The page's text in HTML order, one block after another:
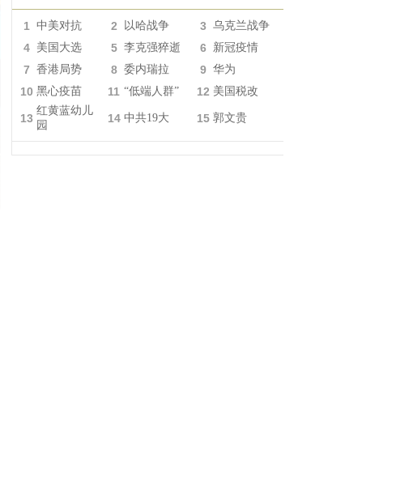
1 中美对抗 2 以哈战争 3 乌克兰战争
4 美国大选 5 李克强猝逝 6 新冠疫情
7 香港局势 8 委内瑞拉 9 华为
10 黑心疫苗 11 “低端人群” 12 美国税改
13
红黄蓝幼儿
园
14 中共19大 15 郭文贵